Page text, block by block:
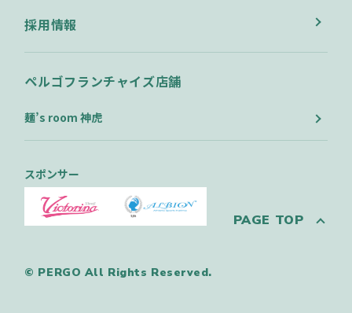
採用情報
ペルゴフランチャイズ店舗
麺’s room 神虎
スポンサー
PAGE TOP
© PERGO All Rights Reserved.